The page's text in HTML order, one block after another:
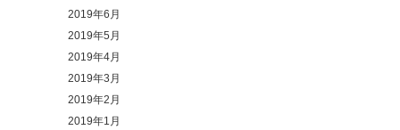
2019年6月
2019年5月
2019年4月
2019年3月
2019年2月
2019年1月